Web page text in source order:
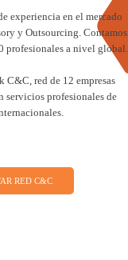
experiencia en el mercado
y Outsourcing. Contamos
profesionales a nivel global.
C&C, red de 12 empresas
servicios profesionales de
RED C&C